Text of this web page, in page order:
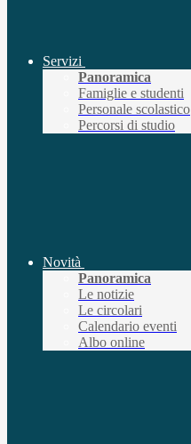
Servizi
Panoramica
Famiglie e studenti
Personale scolastico
Percorsi di studio
Novità
Panoramica
Le notizie
Le circolari
Calendario eventi
Albo online